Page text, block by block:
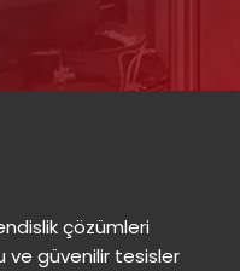
çözümleri
ve güvenilir tesisler